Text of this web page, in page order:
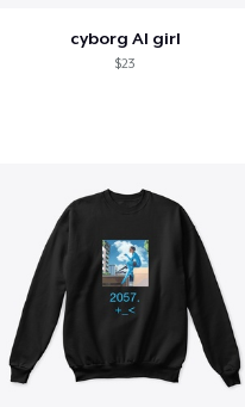
cyborg AI girl
$23